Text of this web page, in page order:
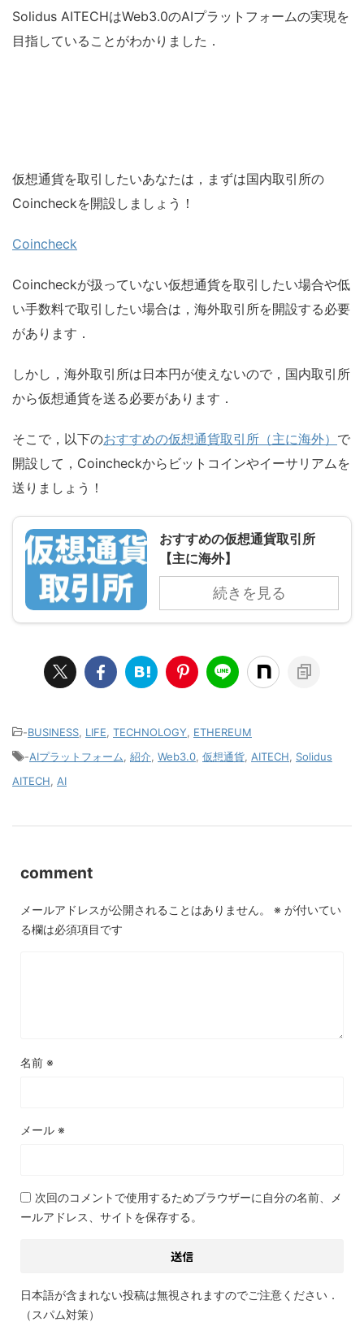
Solidus AITECHはWeb3.0のAIプラットフォームの実現を
目指していることがわかりました．
仮想通貨を取引したいあなたは，まずは国内取引所の
Coincheckを開設しましょう！
Coincheck
Coincheckが扱っていない仮想通貨を取引したい場合や低
い手数料で取引したい場合は，海外取引所を開設する必要
があります．
しかし，海外取引所は日本円が使えないので，国内取引所
から仮想通貨を送る必要があります．
そこで，以下のおすすめの仮想通貨取引所（主に海外） で
開設して，Coincheckからビットコインやイーサリアムを
送りましょう！
おすすめの仮想通貨取引所
【主に海外】
続きを見る
-BUSINESS LIFE TECHNOLOGY
ETHEREUM
-AIプラットフォーム 紹介 Web3.0 仮想通貨 AITECH
Solidus
AITECH
AI
comment
メールアドレスが公開されることはありません。 ※ が付いてい
る欄は必須項目です
名前 ※
メール ※
次回のコメントで使用するためブラウザーに自分の名前、メ
ールアドレス、サイトを保存する。
日本語が含まれない投稿は無視されますのでご注意ください．
（スパム対策）